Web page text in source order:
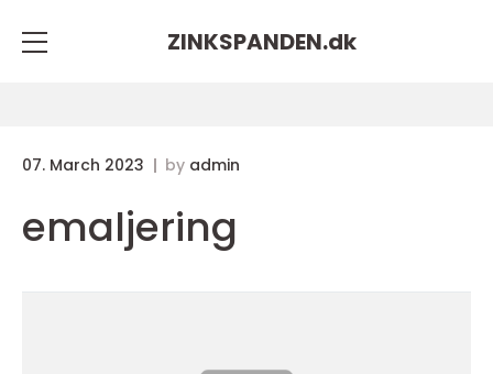
ZINKSPANDEN.dk
07. March 2023 by admin
emaljering